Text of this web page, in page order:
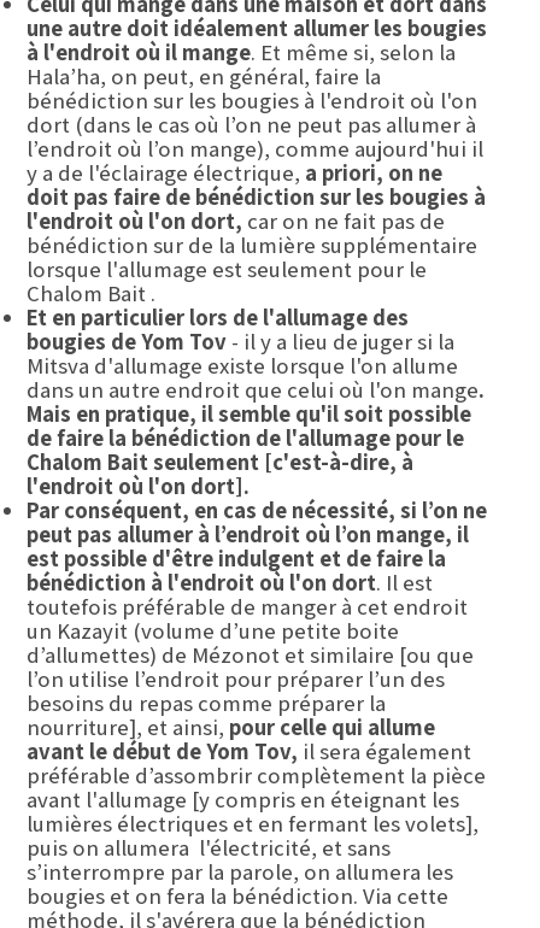
une autre doit idéalement allumer les bougies
à l'endroit où il mange. Et même si, selon la
Hala’ha, on peut, en général, faire la
bénédiction sur les bougies à l'endroit où l'on
dort (dans le cas où l’on ne peut pas allumer à
l’endroit où l’on mange), comme aujourd'hui il
y a de l'éclairage électrique, a priori, on ne
doit pas faire de bénédiction sur les bougies à
l'endroit où l'on dort, car on ne fait pas de
bénédiction sur de la lumière supplémentaire
lorsque l'allumage est seulement pour le
Chalom Bait .
Et en particulier lors de l'allumage des
bougies de Yom Tov - il y a lieu de juger si la
Mitsva d'allumage existe lorsque l'on allume
dans un autre endroit que celui où l'on mange.
Mais en pratique, il semble qu'il soit possible
de faire la bénédiction de l'allumage pour le
Chalom Bait seulement [c'est-à-dire, à
l'endroit où l'on dort].
Par conséquent, en cas de nécessité, si l’on ne
peut pas allumer à l’endroit où l’on mange, il
est possible d'être indulgent et de faire la
bénédiction à l'endroit où l'on dort. Il est
toutefois préférable de manger à cet endroit
un Kazayit (volume d’une petite boite
d’allumettes) de Mézonot et similaire [ou que
l’on utilise l’endroit pour préparer l’un des
besoins du repas comme préparer la
nourriture], et ainsi, pour celle qui allume
avant le début de Yom Tov, il sera également
préférable d’assombrir complètement la pièce
avant l'allumage [y compris en éteignant les
lumières électriques et en fermant les volets],
puis on allumera l'électricité, et sans
s’interrompre par la parole, on allumera les
bougies et on fera la bénédiction. Via cette
méthode, il s'avérera que la bénédiction